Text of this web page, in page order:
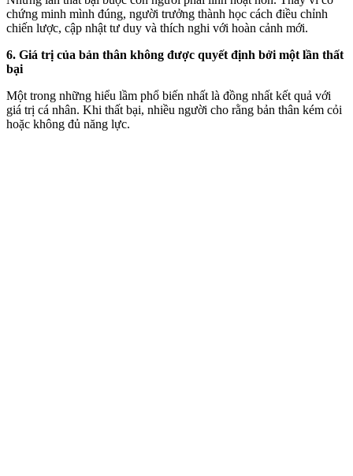
chứng minh mình đúng, người trưởng thành học cách điều chỉnh
chiến lược, cập nhật tư duy và thích nghi với hoàn cảnh mới.
6. Giá trị của bản thân không được quyết định bởi một lần thất
bại
Một trong những hiểu lầm phổ biến nhất là đồng nhất kết quả với
giá trị cá nhân. Khi thất bại, nhiều người cho rằng bản thân kém cỏi
hoặc không đủ năng lực.